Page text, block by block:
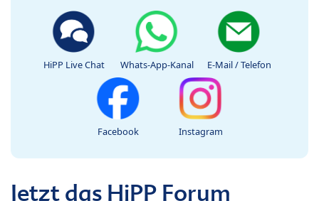
HiPP Live Chat Whats-App-Kanal E-Mail / Telefon
Facebook Instagram
Jetzt das HiPP Forum